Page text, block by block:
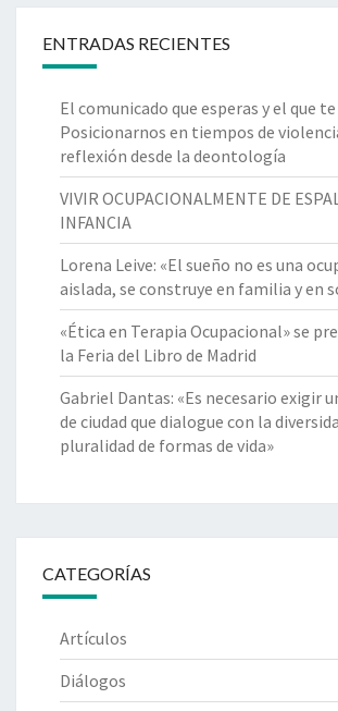
ENTRADAS RECIENTES
El comunicado que esperas y el que
Posicionarnos en tiempos de
reflexión desde la deontología
VIVIR OCUPACIONALMENTE DE
INFANCIA
Lorena Leive: «El sueño no es una
aislada, se construye en familia y en
«Ética en Terapia Ocupacional» se
la Feria del Libro de Madrid
Gabriel Dantas: «Es necesario exigir
de ciudad que dialogue con la
pluralidad de formas de vida»
CATEGORÍAS
Artículos
Diálogos